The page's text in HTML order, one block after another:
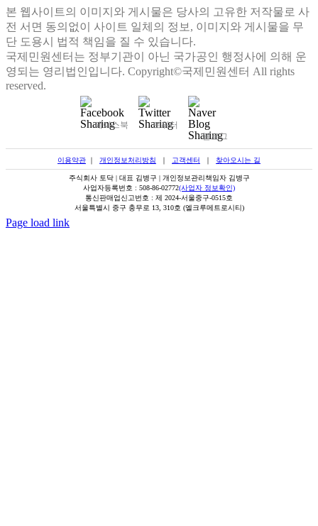
본 웹사이트의 이미지와 게시물은 당사의 고유한 저작물로 사
전 서면 동의없이 사이트 일체의 정보, 이미지와 게시물을 무
단 도용시 법적 책임을 질 수 있습니다.
국제민원센터는 정부기관이 아닌 국가공인 행정사에 의해 운
영되는 영리법인입니다. Copyright©국제민원센터 All rights
reserved.
페이스북
트위터
블로그
이용약관 ｜ 개인정보처리방침 ｜ 고객센터 ｜ 찾아오시는 길
주식회사 토닥 | 대표 김병구 | 개인정보관리책임자 김병구
사업자등록번호 : 508-86-02772(사업자 정보확인)
통신판매업신고번호 : 제 2024-서울중구-0515호
서울특별시 중구 충무로 13, 310호 (엘크루메트로시티)
Page load link